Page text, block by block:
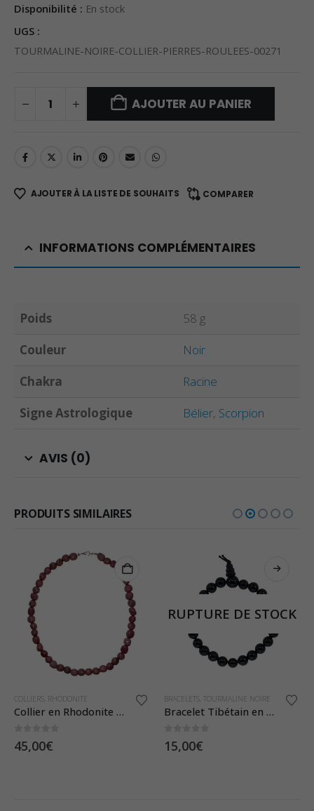
Disponibilité : En stock
UGS :
TOURMALINE-NOIRE-COLLIER-PIERRES-ROULEES-00271
AJOUTER AU PANIER
AJOUTER À LA LISTE DE SOUHAITS COMPARER
INFORMATIONS COMPLÉMENTAIRES
Poids
58 g
Couleur
Noir
Chakra
Racine
Signe Astrologique
Bélier, Scorpion
AVIS (0)
PRODUITS SIMILAIRES
COLLIERS RHODONITE
Collier en Rhodonite – Pierres Roulées
45,00€
RUPTURE DE STOCK
BRACELETS TOURMALINE NOIRE
Bracelet Tibétain en Tourmaline – Pierres Boules 8 mm
15,00€